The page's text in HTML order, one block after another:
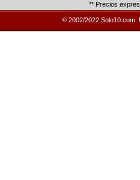
** Precios
© 2002/2022 Solo10.com